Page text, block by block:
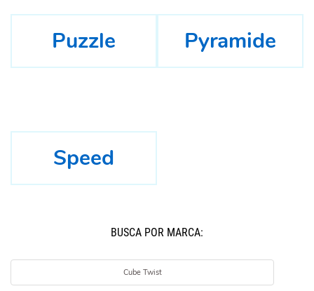
Puzzle Pyramide
Speed
BUSCÁ POR MARCA:
Cube Twist